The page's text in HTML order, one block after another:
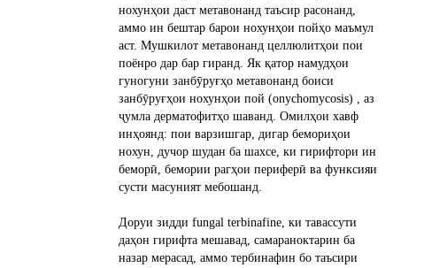
нохунҳои даст метавонанд таъсир расонанд,
аммо ин бештар барои нохунҳои пойҳо маъмул
аст. Мушкилот метавонанд целлюлитҳои пои
поёнро дар бар гиранд. Як қатор намудҳои
гуногуни занбӯруғҳо метавонанд боиси
занбӯруғҳои нохунҳои пой (onychomycosis) , аз
ҷумла дерматофитҳо шаванд. Омилҳои хавф
инҳоянд: пои варзишгар, дигар бемориҳои
нохун, дучор шудан ба шахсе, ки гирифтори ин
беморӣ, бемории рагҳои периферӣ ва функсияи
сусти масуният мебошанд.
Доруи зидди fungal terbinafine, ки тавассути
даҳон гирифта мешавад, самараноктарин ба
назар мерасад, аммо тербинафин бо таъсири